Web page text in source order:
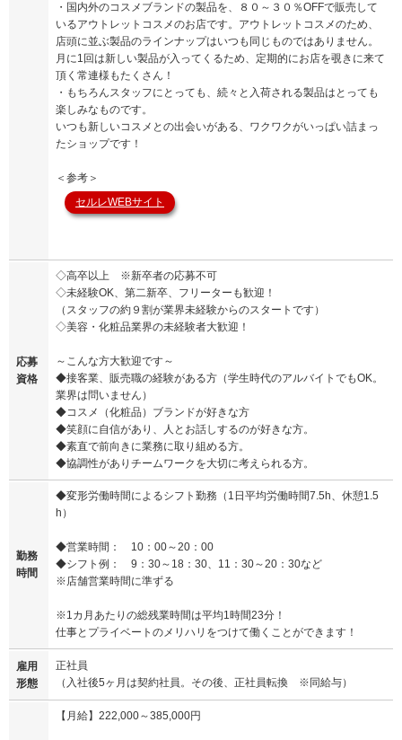
・国内外のコスメブランドの製品を、８０～３０％OFFで販売して
いるアウトレットコスメのお店です。アウトレットコスメのため、
店頭に並ぶ製品のラインナップはいつも同じものではありません。
月に1回は新しい製品が入ってくるため、定期的にお店を覗きに来て
頂く常連様もたくさん！
・もちろんスタッフにとっても、続々と入荷される製品はとっても
楽しみなものです。
いつも新しいコスメとの出会いがある、ワクワクがいっぱい詰まっ
たショップです！
＜参考＞
セルレWEBサイト
応募
資格
◇高卒以上 ※新卒者の応募不可
◇未経験OK、第二新卒、フリーターも歓迎！
（スタッフの約９割が業界未経験からのスタートです）
◇美容・化粧品業界の未経験者大歓迎！
～こんな方大歓迎です～
◆接客業、販売職の経験がある方（学生時代のアルバイトでもOK。
業界は問いません）
◆コスメ（化粧品）ブランドが好きな方
◆笑顔に自信があり、人とお話しするのが好きな方。
◆素直で前向きに業務に取り組める方。
◆協調性がありチームワークを大切に考えられる方。
勤務
時間
◆変形労働時間によるシフト勤務（1日平均労働時間7.5h、休憩1.5
h）
◆営業時間： 10：00～20：00
◆シフト例： 9：30～18：30、11：30～20：30など
※店舗営業時間に準ずる
※1カ月あたりの総残業時間は平均1時間23分！
仕事とプライベートのメリハリをつけて働くことができます！
雇用
形態
正社員
（入社後5ヶ月は契約社員。その後、正社員転換 ※同給与）
【月給】222,000～385,000円